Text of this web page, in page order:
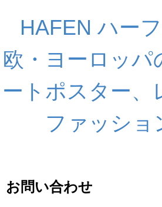
HAFEN ハー
欧・ヨーロッパ
ートポスター、
ファッショ
お問い合わせ